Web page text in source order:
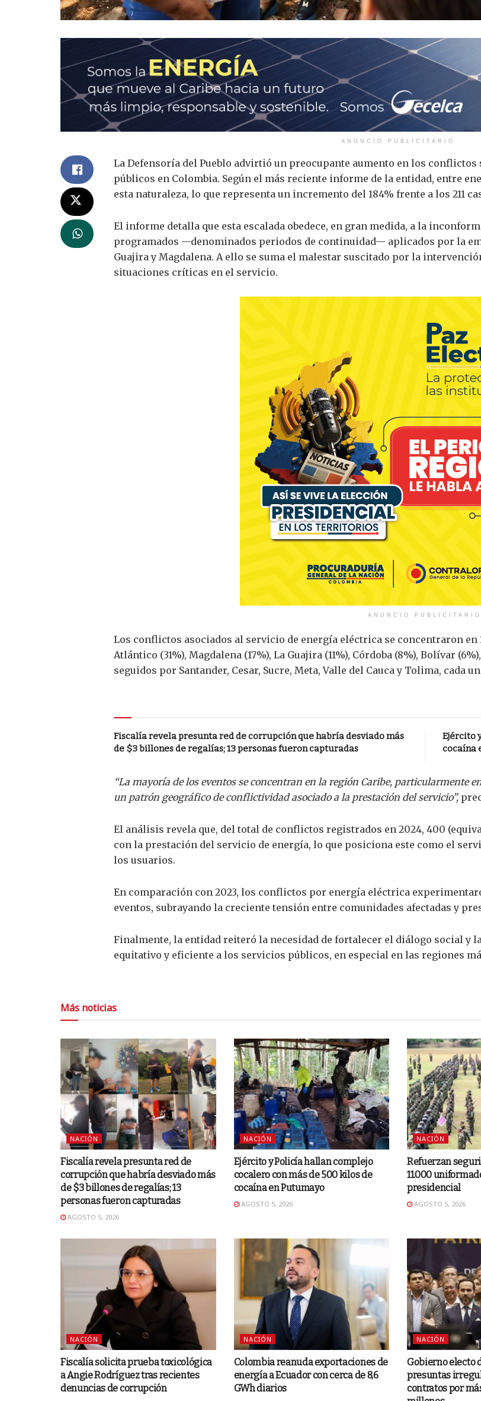
ANUNCIO PUBLICITARIO
La Defensoría del Pueblo advirtió un preocupante aumento en los
públicos en Colombia. Según el más reciente informe de la entidad, entre
esta naturaleza, lo que representa un incremento del 184% frente a los 211
El informe detalla que esta escalada obedece, en gran medida, a la
programados —denominados periodos de continuidad— aplicados por la
Guajira y Magdalena. A ello se suma el malestar suscitado por la
situaciones críticas en el servicio.
ANUNCIO PUBLICITARIO
Los conflictos asociados al servicio de energía eléctrica se concentraron
Atlántico (31%), Magdalena (17%), La Guajira (11%), Córdoba (8%), Bolívar
seguidos por Santander, Cesar, Sucre, Meta, Valle del Cauca y Tolima, cada
Fiscalía revela presunta red de corrupción que habría desviado más
de $3 billones de regalías; 13 personas fueron capturadas
Ejército
cocaína
“La mayoría de los eventos se concentran en la región Caribe, particularmente
un patrón geográfico de conflictividad asociado a la prestación del servicio”,
El análisis revela que, del total de conflictos registrados en 2024, 400
con la prestación del servicio de energía, lo que posiciona este como el
los usuarios.
En comparación con 2023, los conflictos por energía eléctrica
eventos, subrayando la creciente tensión entre comunidades afectadas y
Finalmente, la entidad reiteró la necesidad de fortalecer el diálogo social
equitativo y eficiente a los servicios públicos, en especial en las regiones
Más noticias
NACIÓN
Fiscalía revela presunta red de
corrupción que habría desviado más
de $3 billones de regalías; 13
personas fueron capturadas
AGOSTO 5, 2026
NACIÓN
Ejército y Policía hallan complejo
cocalero con más de 500 kilos de
cocaína en Putumayo
AGOSTO 5, 2026
NACIÓN
Refuerzan
11.000
presidencial
AGOSTO 5, 2026
NACIÓN
Fiscalía solicita prueba toxicológica
a Angie Rodríguez tras recientes
denuncias de corrupción
NACIÓN
Colombia reanuda exportaciones de
energía a Ecuador con cerca de 8,6
GWh diarios
NACIÓN
Gobierno electo
presuntas
contratos por